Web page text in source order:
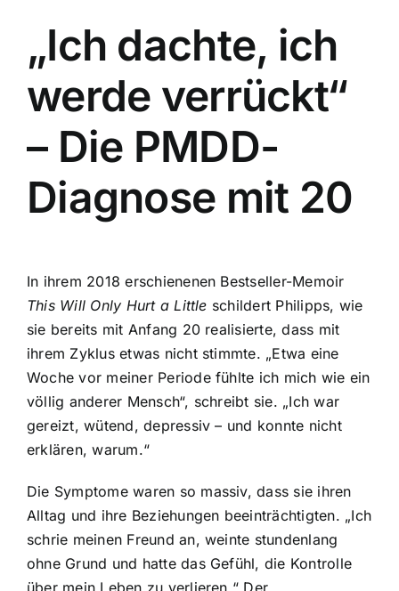
„Ich dachte, ich
werde verrückt“
– Die PMDD-
Diagnose mit 20
In ihrem 2018 erschienenen Bestseller-Memoir
This Will Only Hurt a Little schildert Philipps, wie
sie bereits mit Anfang 20 realisierte, dass mit
ihrem Zyklus etwas nicht stimmte. „Etwa eine
Woche vor meiner Periode fühlte ich mich wie ein
völlig anderer Mensch“, schreibt sie. „Ich war
gereizt, wütend, depressiv – und konnte nicht
erklären, warum.“
Die Symptome waren so massiv, dass sie ihren
Alltag und ihre Beziehungen beeinträchtigten. „Ich
schrie meinen Freund an, weinte stundenlang
ohne Grund und hatte das Gefühl, die Kontrolle
über mein Leben zu verlieren.“ Der